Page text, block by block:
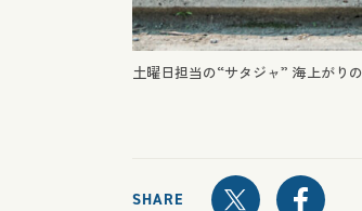
土曜日担当の“サタジャ” 海上がり
SHARE